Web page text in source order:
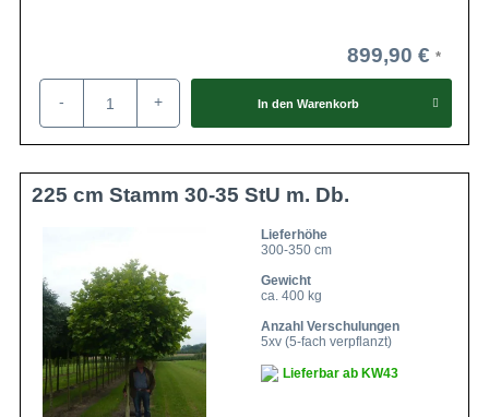
899,90 €
- + In den Warenkorb
225 cm Stamm 30-35 StU m. Db.
Lieferhöhe
300-350 cm
Gewicht
ca. 400 kg
Anzahl Verschulungen
5xv (5-fach verpflanzt)
Lieferbar ab KW43